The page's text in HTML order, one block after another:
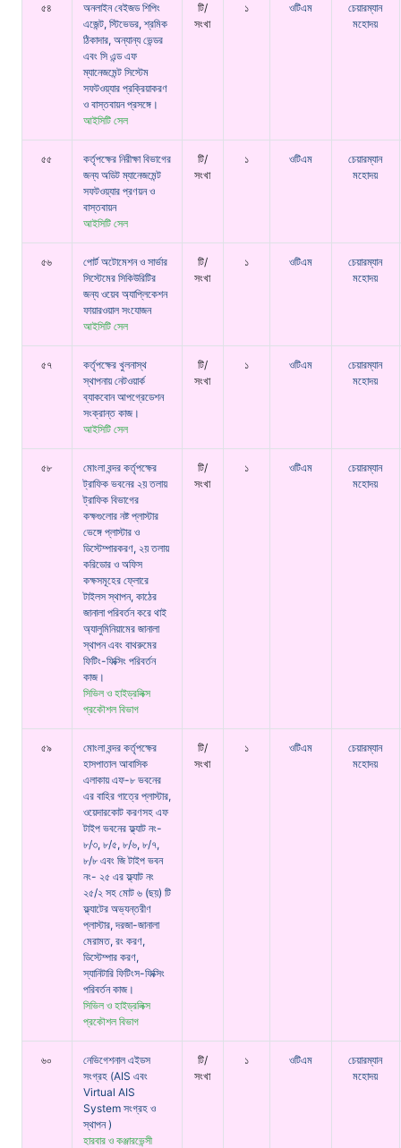
৫৪
অনলাইন বেইজড শিপিং
এজেন্ট, স্টিভেডর, শ্রমিক
ঠিকাদার, অন্যান্য ভেন্ডর
এবং সি এন্ড এফ
ম্যানেজমেন্ট সিস্টেম
সফটওয়্যার প্রক্রিয়াকরণ
ও বাস্তবায়ন প্রসঙ্গে।
আইসিটি সেল
টি/
সংখা
১ ওটিএম
চেয়ারম্যান
মহোদয়
৫৫
কর্তৃপক্ষের নিরীক্ষা বিভাগের
জন্য অডিট ম্যানেজমেন্ট
সফটওয়্যার প্রণয়ন ও
বাস্তবায়ন
আইসিটি সেল
টি/
সংখা
১ ওটিএম
চেয়ারম্যান
মহোদয়
৫৬
পোর্ট অটোমেশন ও সার্ভার
সিস্টেমের সিকিউরিটির
জন্য ওয়েব অ্যাপ্লিকেশন
ফায়ারওয়াল সংযোজন
আইসিটি সেল
টি/
সংখা
১ ওটিএম
চেয়ারম্যান
মহোদয়
৫৭
কর্তৃপক্ষের খুলনাস্থ
স্থাপনায় নেটওয়ার্ক
ব্যাকবোন আপগ্রেডেশন
সংক্রান্ত কাজ।
আইসিটি সেল
টি/
সংখা
১ ওটিএম
চেয়ারম্যান
মহোদয়
৫৮
মোংলা বন্দর কর্তৃপক্ষের
ট্রাফিক ভবনের ২য় তলায়
ট্রাফিক বিভাগের
কক্ষগুলোর নষ্ট প্লাস্টার
ভেঙ্গে প্লাস্টার ও
ডিস্টেম্পারকরণ, ২য় তলায়
করিডোর ও অফিস
কক্ষসমূহের ফ্লোরে
টাইলস স্থাপন, কাঠের
জানালা পরিবর্তন করে থাই
অ্যালুমিনিয়ামের জানালা
স্থাপন এবং বাথরুমের
ফিটিং-ফিক্সিং পরিবর্তন
কাজ।
সিভিল ও হাইড্রলিক্স
প্রকৌশল বিভাগ
টি/
সংখা
১ ওটিএম
চেয়ারম্যান
মহোদয়
৫৯
মোংলা বন্দর কর্তৃপক্ষের
হাসপাতাল আবাসিক
এলাকায় এফ-৮ ভবনের
এর বাহির গাত্রে প্লাস্টার,
ওয়েদারকোট করণসহ এফ
টাইপ ভবনের ফ্ল্যাট নং-
৮/৩, ৮/৫, ৮/৬, ৮/৭,
৮/৮ এবং জি টাইপ ভবন
নং- ২৫ এর ফ্ল্যাট নং
২৫/২ সহ মোট ৬ (ছয়) টি
ফ্ল্যাটের অভ্যন্তরীণ
প্লাস্টার, দরজা-জানালা
মেরামত, রং করণ,
ডিস্টেম্পার করণ,
স্যানিটারি ফিটিংস-ফিক্সিং
পরিবর্তন কাজ।
সিভিল ও হাইড্রলিক্স
প্রকৌশল বিভাগ
টি/
সংখা
১ ওটিএম
চেয়ারম্যান
মহোদয়
৬০
নেভিগেশনাল এইডস
সংগ্রহ (AIS এবং
Virtual AIS
System সংগ্রহ ও
স্থাপন )
হারবার ও কঞ্জারভেন্সী
টি/
সংখা
১ ওটিএম
চেয়ারম্যান
মহোদয়